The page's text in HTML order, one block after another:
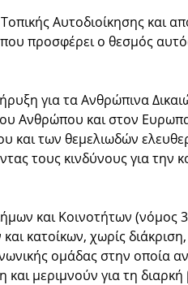
Αυτοδιοίκησης και
προσφέρει ο θεσμός
για τα Ανθρώπινα
Ανθρώπου και στον
των θεμελιωδών
τους κινδύνους για την
και Κοινοτήτων (νόμος
κατοίκων, χωρίς
ομάδας στην οποία
μεριμνούν για τη